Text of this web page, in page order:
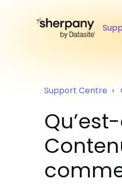
Support Centre